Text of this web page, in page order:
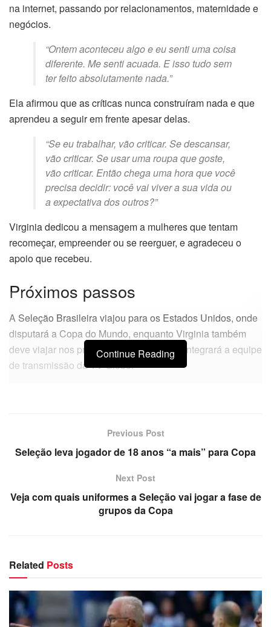
na internet, passando por relacionamentos, maternidade e
negócios.
“Ontem aconteceu algo e eu senti uma coisa
diferente. Me senti acuada. E isso tudo sem
ter feito absolutamente nada.”
Ela afirmou que as críticas nunca construíram nada e que
aprendeu a seguir em frente apesar delas.
“Se eu trabalhar, vão criticar. Se descansar,
vão criticar. Se usar uma roupa que goste,
vão criticar. Então chega uma hora que você
precisa decidir: você vai viver a sua vida ou
a expectativa dos outros?”
Virginia dedicou a mensagem a mulheres que tentam
recomeçar, empreender ou se reerguer, e agradeceu o
apoio que recebeu.
Próximos passos
A Seleção Brasileira viajou para os Estados Unidos, onde
disputará a Copa do Mundo, enquanto Virginia também
deve viajar nos próximos dias já que ela integrará a equipe
de transmissão da TV Globo.
Continue Reading
Previous Post
Seleção leva jogador de 18 anos “a mais” para Copa
Next Post
Veja com quais uniformes a Seleção vai jogar a fase de
grupos da Copa
Related Posts